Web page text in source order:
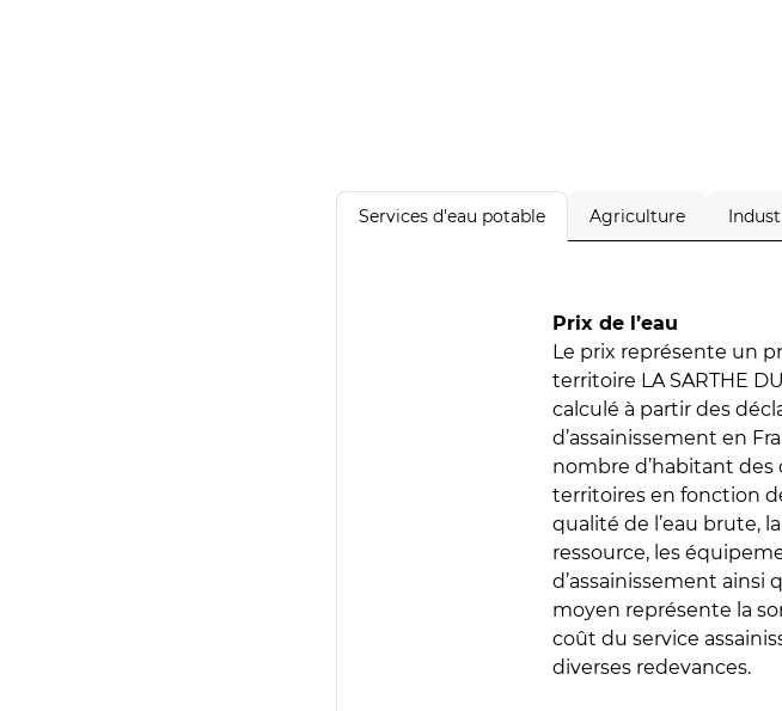
Services d'eau potable Agriculture
Prix de l’eau
Le prix représente un
territoire LA SARTHE
calculé à partir des
d’assainissement en
nombre d’habitant des
territoires en fonction
qualité de l’eau brute,
ressource, les
d’assainissement ainsi
moyen représente la
coût du service
diverses redevances.